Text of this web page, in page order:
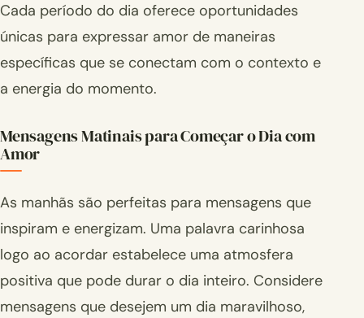
Cada período do dia oferece oportunidades
únicas para expressar amor de maneiras
específicas que se conectam com o contexto e
a energia do momento.
Mensagens Matinais para Começar o Dia com
Amor
As manhãs são perfeitas para mensagens que
inspiram e energizam. Uma palavra carinhosa
logo ao acordar estabelece uma atmosfera
positiva que pode durar o dia inteiro. Considere
mensagens que desejem um dia maravilhoso,